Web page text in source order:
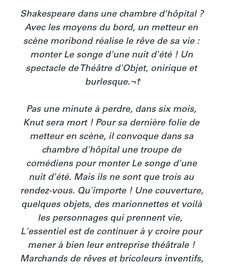
Shakespeare dans une chambre d'hôpital ?
Avec les moyens du bord, un metteur en
scène moribond réalise le rêve de sa vie :
monter Le songe d'une nuit d'été ! Un
spectacle de Théâtre d'Objet, onirique et
burlesque.¬†
Pas une minute à perdre, dans six mois,
Knut sera mort ! Pour sa dernière folie de
metteur en scène, il convoque dans sa
chambre d'hôpital une troupe de
comédiens pour monter Le songe d'une
nuit d'été. Mais ils ne sont que trois au
rendez-vous. Qu'importe ! Une couverture,
quelques objets, des marionnettes et voilà
les personnages qui prennent vie‚
L'essentiel est de continuer à y croire pour
mener à bien leur entreprise théâtrale !
Marchands de rêves et bricoleurs inventifs,